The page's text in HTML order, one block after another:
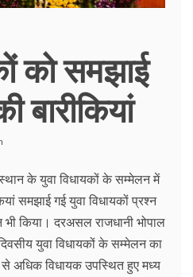
को समझाई
बारीकियां
के युवा विधायकों के सम्मेलन में
समझाई गई युवा विधायकों प्रश्न
किया। दरअसल राजधानी भोपाल
युवा विधायकों के सम्मेलन का
अधिक विधायक उपस्थित हुए मध्य